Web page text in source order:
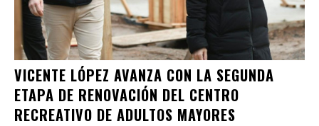
VICENTE LÓPEZ AVANZA CON LA SEGUNDA
ETAPA DE RENOVACIÓN DEL CENTRO
RECREATIVO DE ADULTOS MAYORES